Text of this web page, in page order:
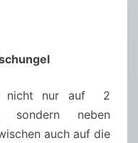
nicht nur auf 2
sondern neben
auch auf die